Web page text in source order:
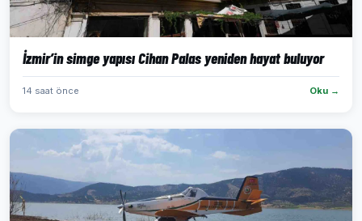
İzmir’in simge yapısı Cihan Palas yeniden hayat buluyor
14 saat önce Oku →